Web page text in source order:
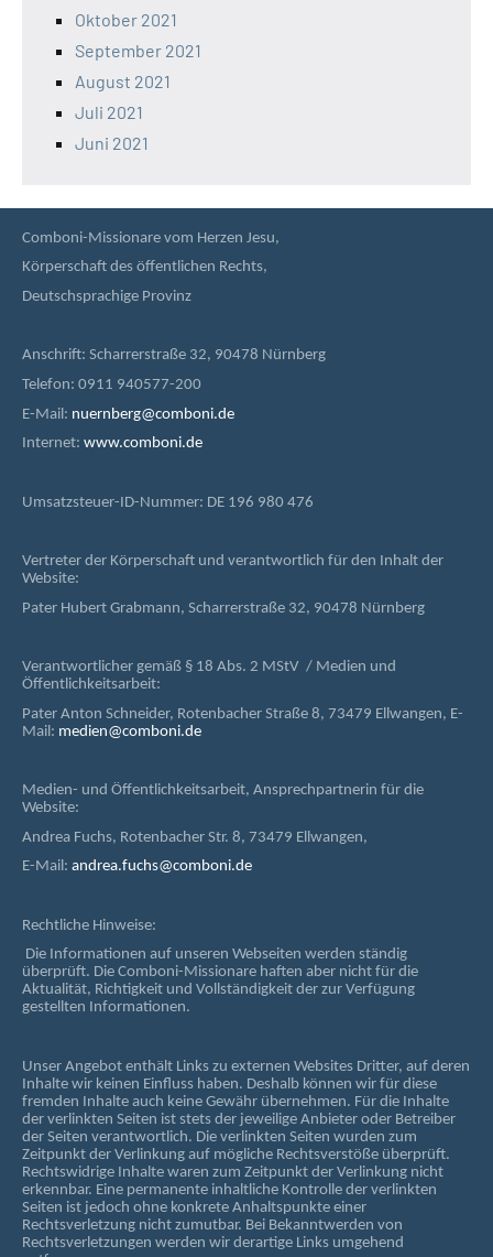
Oktober 2021
September 2021
August 2021
Juli 2021
Juni 2021
Comboni-Missionare vom Herzen Jesu,
Körperschaft des öffentlichen Rechts,
Deutschsprachige Provinz
Anschrift: Scharrerstraße 32, 90478 Nürnberg
Telefon: 0911 940577-200
E-Mail: nuernberg@comboni.de
Internet: www.comboni.de
Umsatzsteuer-ID-Nummer: DE 196 980 476
Vertreter der Körperschaft und verantwortlich für den Inhalt der
Website:
Pater Hubert Grabmann, Scharrerstraße 32, 90478 Nürnberg
Verantwortlicher gemäß § 18 Abs. 2 MStV / Medien und
Öffentlichkeitsarbeit:
Pater Anton Schneider, Rotenbacher Straße 8, 73479 Ellwangen, E-
Mail: medien@comboni.de
Medien- und Öffentlichkeitsarbeit, Ansprechpartnerin für die
Website:
Andrea Fuchs, Rotenbacher Str. 8, 73479 Ellwangen,
E-Mail: andrea.fuchs@comboni.de
Rechtliche Hinweise:
Die Informationen auf unseren Webseiten werden ständig
überprüft. Die Comboni-Missionare haften aber nicht für die
Aktualität, Richtigkeit und Vollständigkeit der zur Verfügung
gestellten Informationen.
Unser Angebot enthält Links zu externen Websites Dritter, auf deren
Inhalte wir keinen Einfluss haben. Deshalb können wir für diese
fremden Inhalte auch keine Gewähr übernehmen. Für die Inhalte
der verlinkten Seiten ist stets der jeweilige Anbieter oder Betreiber
der Seiten verantwortlich. Die verlinkten Seiten wurden zum
Zeitpunkt der Verlinkung auf mögliche Rechtsverstöße überprüft.
Rechtswidrige Inhalte waren zum Zeitpunkt der Verlinkung nicht
erkennbar. Eine permanente inhaltliche Kontrolle der verlinkten
Seiten ist jedoch ohne konkrete Anhaltspunkte einer
Rechtsverletzung nicht zumutbar. Bei Bekanntwerden von
Rechtsverletzungen werden wir derartige Links umgehend